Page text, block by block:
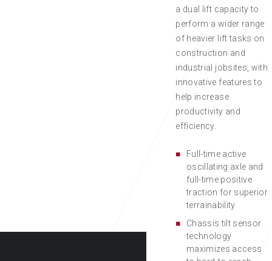
a dual lift capacity to
perform a wider range
of heavier lift tasks on
construction and
industrial jobsites, with
innovative features to
help increase
productivity and
efficiency.
Full-time active
oscillating axle and
full-time positive
traction for superior
terrainability
Chassis tilt sensor
technology
maximizes access